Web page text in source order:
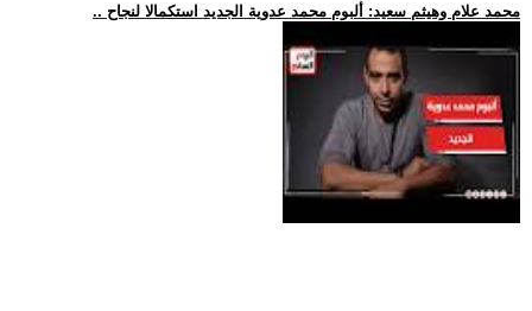
.. محمد علام وهيثم سعيد: ألبوم محمد عدوية الجديد استكمالا لنجاح